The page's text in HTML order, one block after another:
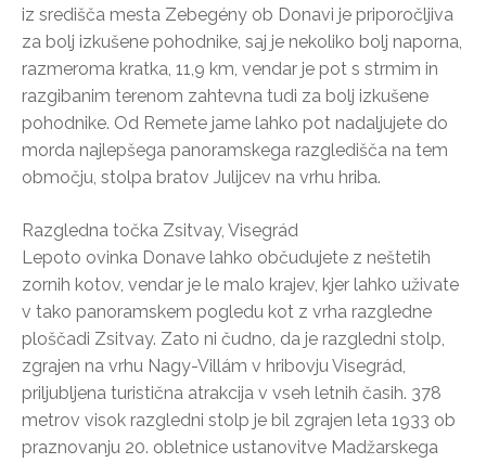
iz središča mesta Zebegény ob Donavi je priporočljiva
za bolj izkušene pohodnike, saj je nekoliko bolj naporna,
razmeroma kratka, 11,9 km, vendar je pot s strmim in
razgibanim terenom zahtevna tudi za bolj izkušene
pohodnike. Od Remete jame lahko pot nadaljujete do
morda najlepšega panoramskega razgledišča na tem
območju, stolpa bratov Julijcev na vrhu hriba.
Razgledna točka Zsitvay, Visegrád
Lepoto ovinka Donave lahko občudujete z neštetih
zornih kotov, vendar je le malo krajev, kjer lahko uživate
v tako panoramskem pogledu kot z vrha razgledne
ploščadi Zsitvay. Zato ni čudno, da je razgledni stolp,
zgrajen na vrhu Nagy-Villám v hribovju Visegrád,
priljubljena turistična atrakcija v vseh letnih časih. 378
metrov visok razgledni stolp je bil zgrajen leta 1933 ob
praznovanju 20. obletnice ustanovitve Madžarskega